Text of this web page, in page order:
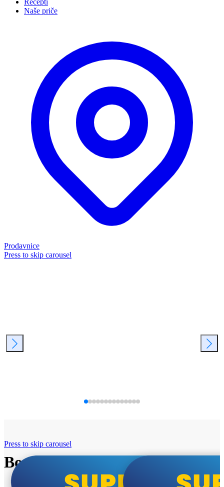
Recepti
Naše priče
Prodavnice
Press to skip carousel
Bosch super cene
Press to skip carousel